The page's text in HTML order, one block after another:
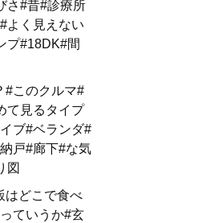
さ#昔#診療所
よく見えない
プ#18DK#間
このクルマ#
て見るタイプ
ブ#ベランダ#
戸#廊下#な気
図
はどこで食べ
ていうか#玄